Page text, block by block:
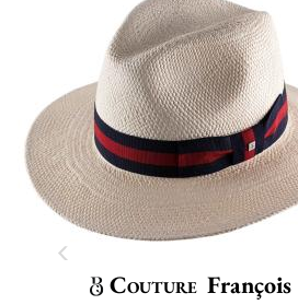
Couture François